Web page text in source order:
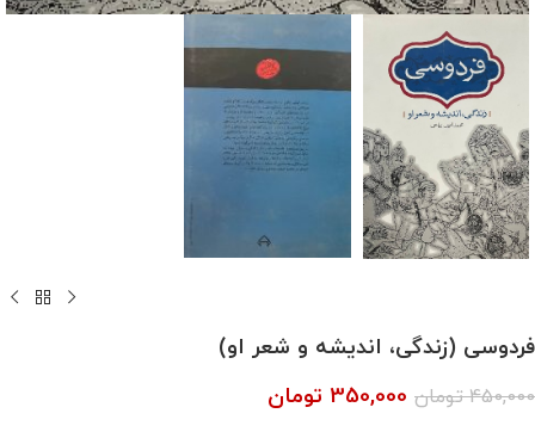
فردوسی (زندگی، اندیشه و شعر او)
450,000 تومان 350,000 تومان